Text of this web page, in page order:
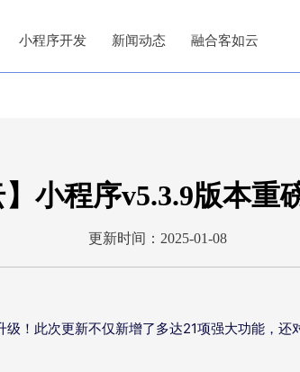
小程序开发 新闻动态 融合客如云
】小程序v5.3.9版本重
更新时间：2025-01-08
！此次更新不仅新增了多达21项强大功能，